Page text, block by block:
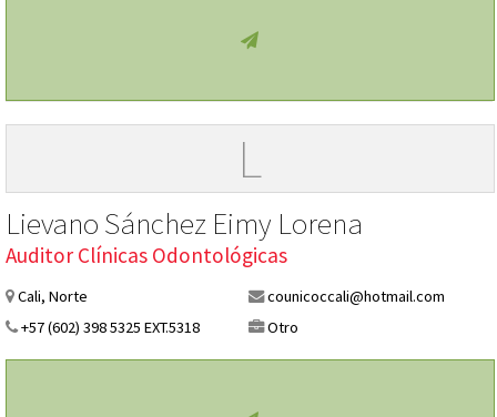
L
Lievano Sánchez Eimy Lorena
Auditor Clínicas Odontológicas
Cali, Norte
counicoccali@hotmail.com
+57 (602) 398 5325 EXT.5318
Otro